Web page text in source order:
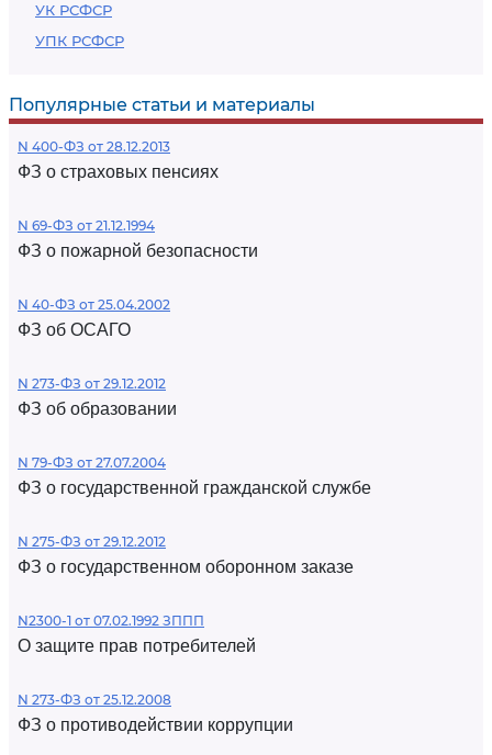
УК РСФСР
УПК РСФСР
Популярные статьи и материалы
N 400-ФЗ от 28.12.2013
ФЗ о страховых пенсиях
N 69-ФЗ от 21.12.1994
ФЗ о пожарной безопасности
N 40-ФЗ от 25.04.2002
ФЗ об ОСАГО
N 273-ФЗ от 29.12.2012
ФЗ об образовании
N 79-ФЗ от 27.07.2004
ФЗ о государственной гражданской службе
N 275-ФЗ от 29.12.2012
ФЗ о государственном оборонном заказе
N2300-1 от 07.02.1992 ЗППП
О защите прав потребителей
N 273-ФЗ от 25.12.2008
ФЗ о противодействии коррупции